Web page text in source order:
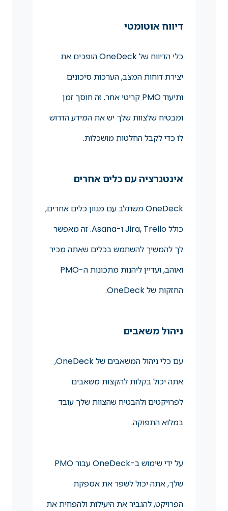
דיווח אוטומטי
כלי הדיווח של OneDeck הופכים את
יצירת דוחות המצב, הערכות סיכונים
ותיעוד PMO קריטי אחר. זה חוסך זמן
ומבטיח שלצוות שלך יש את המידע הדרוש
לו כדי לקבל החלטות מושכלות.
אינטגרציה עם כלים אחרים
OneDeck משתלב עם מגוון כלים אחרים,
כולל Jira, Trello ו-Asana. זה מאפשר
לך להמשיך להשתמש בכלים שאתה מכיר
ואוהב, ועדיין ליהנות מתכונות ה-PMO
החזקות של OneDeck.
ניהול משאבים
עם כלי ניהול המשאבים של OneDeck,
אתה יכול בקלות להקצות משאבים
לפרויקטים ולהבטיח שהצוות שלך עובד
במלוא התפוקה.
על ידי שימוש ב-OneDeck עבור PMO
שלך, אתה יכול לשפר את אספקת
הפרויקט, להגביר את היעילות ולהפחית את